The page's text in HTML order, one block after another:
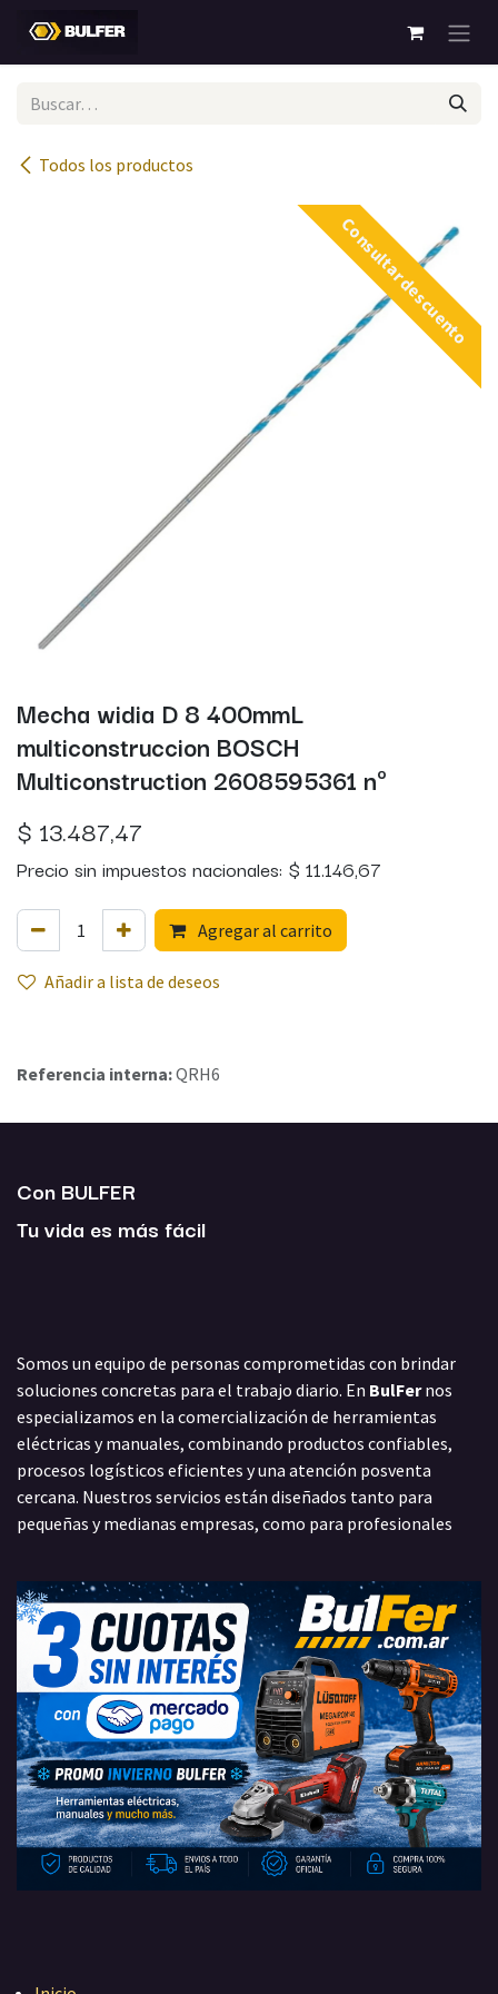
Todos los productos
Consultar descuento
Mecha widia D 8 400mmL
multiconstruccion BOSCH
Multiconstruction 2608595361 nº
$ 13.487,47
Precio sin impuestos nacionales: $ 11.146,67
Agregar al carrito
Añadir a lista de deseos
Referencia interna:QRH6
Con BULFER
Tu vida es más fácil
Somos un equipo de personas comprometidas con brindar
soluciones concretas para el trabajo diario. En BulFernos
especializamos en la comercialización de herramientas
eléctricas y manuales, combinando productos confiables,
procesos logísticos eficientes y una atención posventa
cercana. Nuestros servicios están diseñados tanto para
pequeñas y medianas empresas, como para profesionales